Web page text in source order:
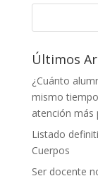
k k
Últimos
¿Cuánto
mismo
atención más
Listado
Cuerpos
Ser docente